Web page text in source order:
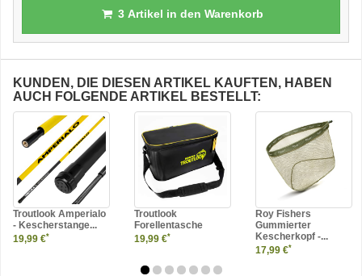
3Artikel in den Warenkorb
KUNDEN, DIE DIESEN ARTIKEL KAUFTEN, HABEN
AUCH FOLGENDE ARTIKEL BESTELLT:
Troutlook Amperialo
- Kescherstange...
19,99 €*
Troutlook
Forellentasche
19,99 €*
Roy Fishers
Gummierter
Kescherkopf -...
17,99 €*